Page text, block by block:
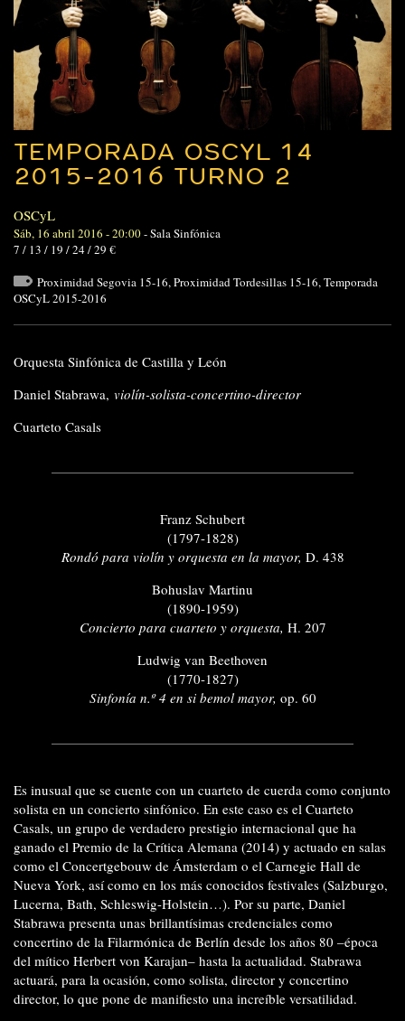
TEMPORADA OSCYL 14
2015-2016 TURNO 2
OSCyL
Sáb, 16 abril 2016 - 20:00-Sala Sinfónica
7 / 13 / 19 / 24 / 29 €
Proximidad Segovia 15-16,Proximidad Tordesillas 15-16,Temporada
OSCyL 2015-2016
Orquesta Sinfónica de Castilla y León
Daniel Stabrawa, violín-solista-concertino-director
Cuarteto Casals
Franz Schubert
(1797-1828)
Rondó para violín y orquesta en la mayor, D. 438
Bohuslav Martinu
(1890-1959)
Concierto para cuarteto y orquesta, H. 207
Ludwig van Beethoven
(1770-1827)
Sinfonía n.º 4 en si bemol mayor, op. 60
Es inusual que se cuente con un cuarteto de cuerda como conjunto
solista en un concierto sinfónico. En este caso es el Cuarteto
Casals, un grupo de verdadero prestigio internacional que ha
ganado el Premio de la Crítica Alemana (2014) y actuado en salas
como el Concertgebouw de Ámsterdam o el Carnegie Hall de
Nueva York, así como en los más conocidos festivales (Salzburgo,
Lucerna, Bath, Schleswig-Holstein…). Por su parte, Daniel
Stabrawa presenta unas brillantísimas credenciales como
concertino de la Filarmónica de Berlín desde los años 80 –época
del mítico Herbert von Karajan– hasta la actualidad. Stabrawa
actuará, para la ocasión, como solista, director y concertino
director, lo que pone de manifiesto una increíble versatilidad.